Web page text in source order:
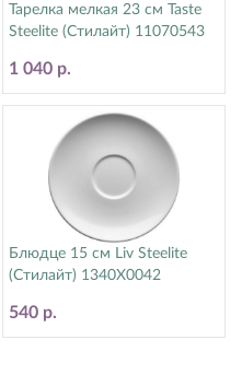
Тарелка мелкая 23 см Taste
Steelite (Стилайт) 11070543
1 040 р.
Блюдце 15 см Liv Steelite
(Стилайт) 1340X0042
540 р.